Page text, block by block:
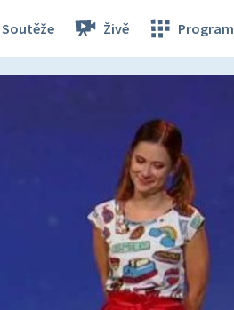
Soutěže Živě Program